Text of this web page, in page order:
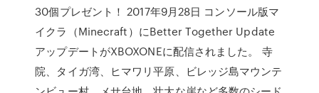
30個プレゼント！ 2017年9月28日 コンソール版マ
イクラ（Minecraft）にBetter Together Update
アップデートがXBOXONEに配信されました。 寺
院、タイガ湾、ヒマワリ平原、ビレッジ島マウンテ